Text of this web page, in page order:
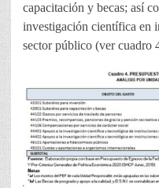
capacitación y becas; así
investigación científica en
sector público (ver cuadro